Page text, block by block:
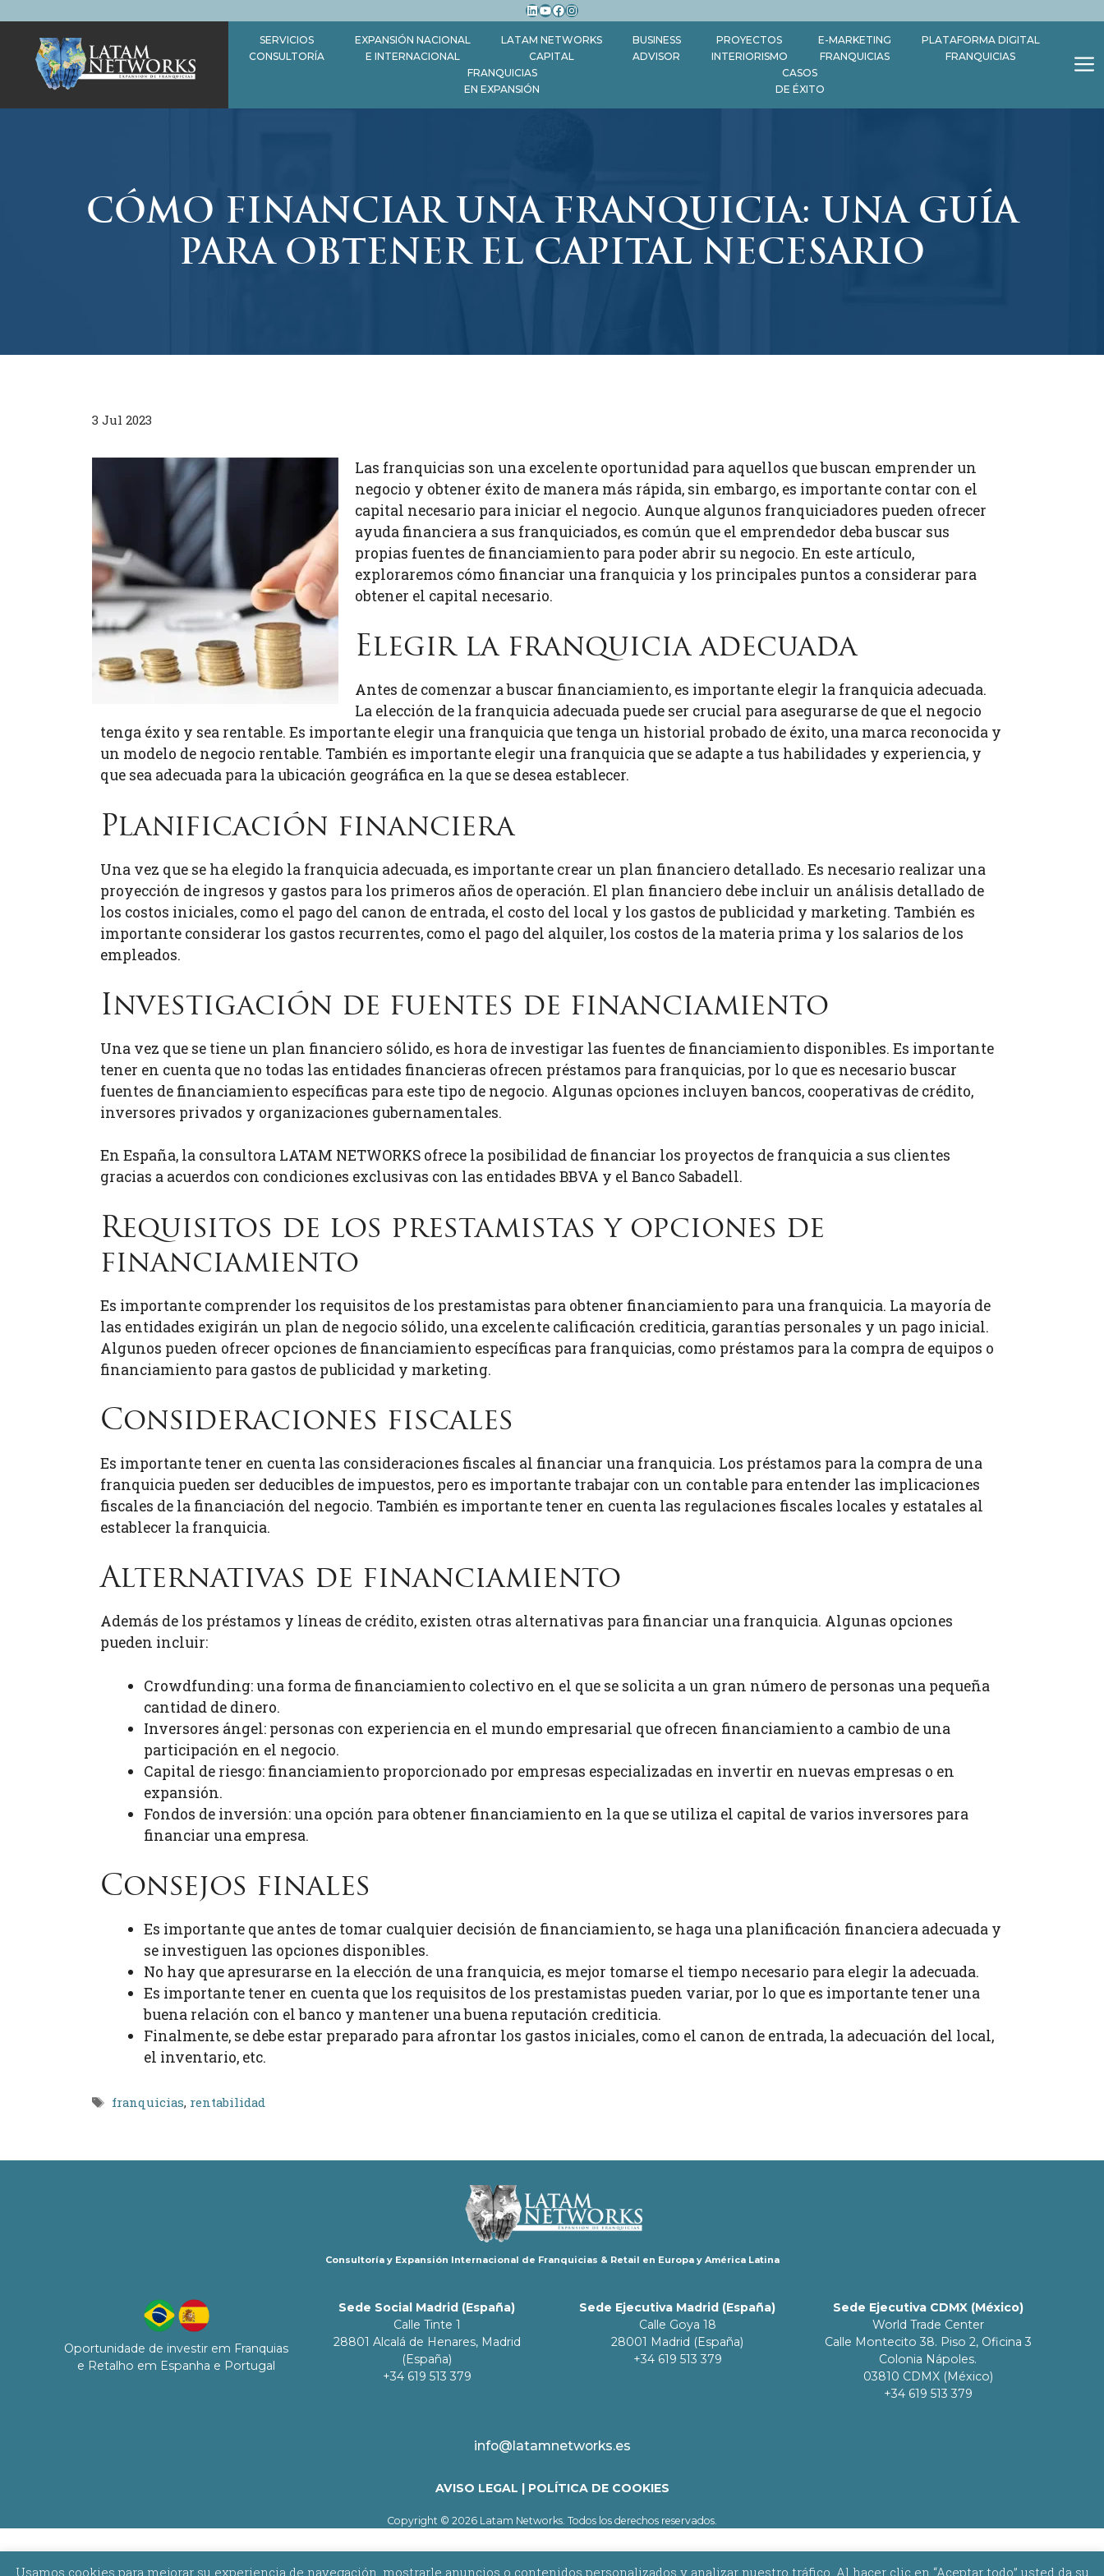
contenido
LinkedIn
YouTube
Facebook
Instagram
SERVICIOS
CONSULTORÍA
EXPANSIÓN NACIONAL
E INTERNACIONAL
LATAM NETWORKS
CAPITAL
BUSINESS
ADVISOR
PROYECTOS
INTERIORISMO
E-MARKETING
FRANQUICIAS
PLATAFORMA DIGITAL
FRANQUICIAS
FRANQUICIAS
EN EXPANSIÓN
CASOS
DE ÉXITO
CÓMO FINANCIAR UNA FRANQUICIA: UNA GUÍA
PARA OBTENER EL CAPITAL NECESARIO
3 Jul 2023
Las franquicias son una excelente oportunidad para aquellos que buscan emprender un
negocio y obtener éxito de manera más rápida, sin embargo, es importante contar con el
capital necesario para iniciar el negocio. Aunque algunos franquiciadores pueden ofrecer
ayuda financiera a sus franquiciados, es común que el emprendedor deba buscar sus
propias fuentes de financiamiento para poder abrir su negocio. En este artículo,
exploraremos cómo financiar una franquicia y los principales puntos a considerar para
obtener el capital necesario.
Elegir la franquicia adecuada
Antes de comenzar a buscar financiamiento, es importante elegir la franquicia adecuada.
La elección de la franquicia adecuada puede ser crucial para asegurarse de que el negocio
tenga éxito y sea rentable. Es importante elegir una franquicia que tenga un historial probado de éxito, una marca reconocida y
un modelo de negocio rentable. También es importante elegir una franquicia que se adapte a tus habilidades y experiencia, y
que sea adecuada para la ubicación geográfica en la que se desea establecer.
Planificación financiera
Una vez que se ha elegido la franquicia adecuada, es importante crear un plan financiero detallado. Es necesario realizar una
proyección de ingresos y gastos para los primeros años de operación. El plan financiero debe incluir un análisis detallado de
los costos iniciales, como el pago del canon de entrada, el costo del local y los gastos de publicidad y marketing. También es
importante considerar los gastos recurrentes, como el pago del alquiler, los costos de la materia prima y los salarios de los
empleados.
Investigación de fuentes de financiamiento
Una vez que se tiene un plan financiero sólido, es hora de investigar las fuentes de financiamiento disponibles. Es importante
tener en cuenta que no todas las entidades financieras ofrecen préstamos para franquicias, por lo que es necesario buscar
fuentes de financiamiento específicas para este tipo de negocio. Algunas opciones incluyen bancos, cooperativas de crédito,
inversores privados y organizaciones gubernamentales.
En España, la consultora LATAM NETWORKS ofrece la posibilidad de financiar los proyectos de franquicia a sus clientes
gracias a acuerdos con condiciones exclusivas con las entidades BBVA y el Banco Sabadell.
Requisitos de los prestamistas y opciones de
financiamiento
Es importante comprender los requisitos de los prestamistas para obtener financiamiento para una franquicia. La mayoría de
las entidades exigirán un plan de negocio sólido, una excelente calificación crediticia, garantías personales y un pago inicial.
Algunos pueden ofrecer opciones de financiamiento específicas para franquicias, como préstamos para la compra de equipos o
financiamiento para gastos de publicidad y marketing.
Consideraciones fiscales
Es importante tener en cuenta las consideraciones fiscales al financiar una franquicia. Los préstamos para la compra de una
franquicia pueden ser deducibles de impuestos, pero es importante trabajar con un contable para entender las implicaciones
fiscales de la financiación del negocio. También es importante tener en cuenta las regulaciones fiscales locales y estatales al
establecer la franquicia.
Alternativas de financiamiento
Además de los préstamos y líneas de crédito, existen otras alternativas para financiar una franquicia. Algunas opciones
pueden incluir:
Crowdfunding: una forma de financiamiento colectivo en el que se solicita a un gran número de personas una pequeña
cantidad de dinero.
Inversores ángel: personas con experiencia en el mundo empresarial que ofrecen financiamiento a cambio de una
participación en el negocio.
Capital de riesgo: financiamiento proporcionado por empresas especializadas en invertir en nuevas empresas o en
expansión.
Fondos de inversión: una opción para obtener financiamiento en la que se utiliza el capital de varios inversores para
financiar una empresa.
Consejos finales
Es importante que antes de tomar cualquier decisión de financiamiento, se haga una planificación financiera adecuada y
se investiguen las opciones disponibles.
No hay que apresurarse en la elección de una franquicia, es mejor tomarse el tiempo necesario para elegir la adecuada.
Es importante tener en cuenta que los requisitos de los prestamistas pueden variar, por lo que es importante tener una
buena relación con el banco y mantener una buena reputación crediticia.
Finalmente, se debe estar preparado para afrontar los gastos iniciales, como el canon de entrada, la adecuación del local,
el inventario, etc.
Etiquetas
franquicias, rentabilidad
Consultoría y Expansión Internacional de Franquicias & Retail en Europa y América Latina
Oportunidade de investir em Franquias
e Retalho em Espanha e Portugal
Sede Social Madrid (España)
Calle Tinte 1
28801 Alcalá de Henares, Madrid
(España)
+34 619 513 379
Sede Ejecutiva Madrid (España)
Calle Goya 18
28001 Madrid (España)
+34 619 513 379
Sede Ejecutiva CDMX (México)
World Trade Center
Calle Montecito 38. Piso 2, Oficina 3
Colonia Nápoles.
03810 CDMX (México)
+34 619 513 379
info@latamnetworks.es
AVISO LEGAL | POLÍTICA DE COOKIES
Copyright © 2026 Latam Networks. Todos los derechos reservados.
Usamos cookies para mejorar su experiencia de navegación, mostrarle anuncios o contenidos personalizados y analizar nuestro tráfico. Al hacer clic en “Aceptar todo” usted da su